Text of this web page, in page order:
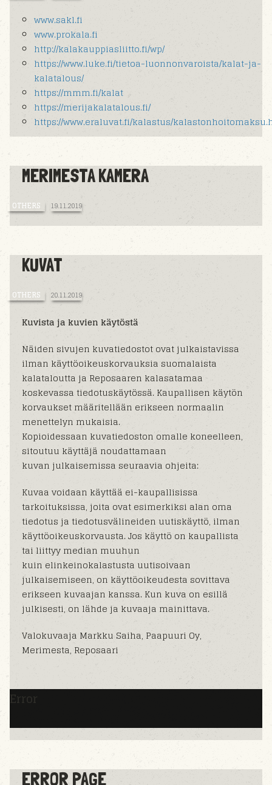
www.sakl.fi
www.prokala.fi
http://kalakauppiasliitto.fi/wp/
https://www.luke.fi/tietoa-luonnonvaroista/kalat-ja-
kalatalous/
https://mmm.fi/kalat
https://merijakalatalous.fi/
https://www.eraluvat.fi/kalastus/
MERIMESTA KAMERA
OTHERS 19.11.2019
KUVAT
OTHERS 20.11.2019
Kuvista ja kuvien käytöstä
Näiden sivujen kuvatiedostot ovat julkaistavissa
ilman käyttöoikeuskorvauksia suomalaista
kalataloutta ja Reposaaren kalasatamaa
koskevassa tiedotuskäytössä. Kaupallisen käytön
korvaukset määritellään erikseen normaalin
menettelyn mukaisia.
Kopioidessaan kuvatiedoston omalle koneelleen,
sitoutuu käyttäjä noudattamaan
kuvan julkaisemissa seuraavia ohjeita:
Kuvaa voidaan käyttää ei-kaupallisissa
tarkoituksissa, joita ovat esimerkiksi alan oma
tiedotus ja tiedotusvälineiden uutiskäyttö, ilman
käyttöoikeuskorvausta. Jos käyttö on kaupallista
tai liittyy median muuhun
kuin elinkeinokalastusta uutisoivaan
julkaisemiseen, on käyttöoikeudesta sovittava
erikseen kuvaajan kanssa. Kun kuva on esillä
julkisesti, on lähde ja kuvaaja mainittava.
Valokuvaaja Markku Saiha, Paapuuri Oy,
Merimesta, Reposaari
Error
ERROR PAGE